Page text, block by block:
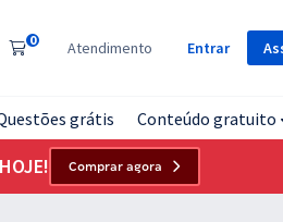
0 Atendimento Entrar
grátis Conteúdo gratuito
Comprar agora